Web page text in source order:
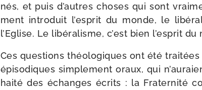
nés, et puis d’autres choses qui sont
ment intro­duit l’es­prit du monde, le
l’Eglise. Le libé­ra­lisme, c’est bien l’es­prit du
Ces ques­tions théo­lo­giques ont été
épi­so­diques sim­ple­ment oraux, qui
hai­té des échanges écrits : la Fraternité